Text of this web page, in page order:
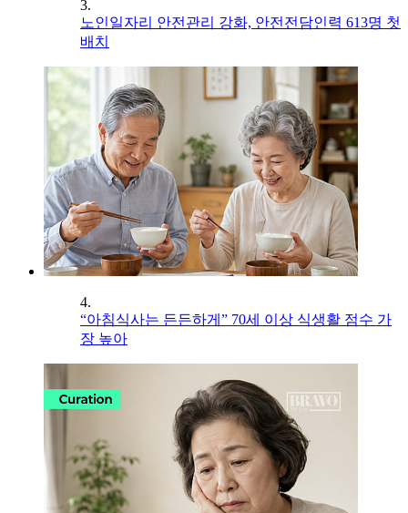
3.
노인일자리 안전관리 강화, 안전전담인력 613명 첫
배치
4.
“아침식사는 든든하게” 70세 이상 식생활 점수 가
장 높아